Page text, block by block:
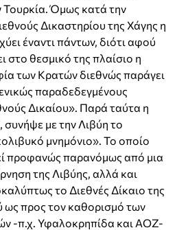
Τουρκία. Όμως κατά την
Δικαστηρίου της Χάγης η
έναντι πάντων, διότι αφού
στο θεσμικό της πλαίσιο η
των Κρατών διεθνώς παράγει
παραδεδεγμένους
Δικαίου». Παρά ταύτα η
συνήψε με την Λιβύη το
μνημόνιο». Το οποίο
προφανώς παρανόμως από μια
της Λιβύης, αλλά και
το Διεθνές Δίκαιο της
προς τον καθορισμό των
-π.χ. Υφαλοκρηπίδα και ΑΟΖ-